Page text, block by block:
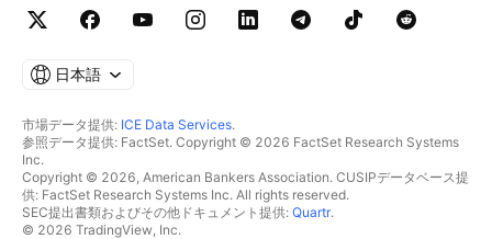
日本語
市場データ提供: ICE Data Services.
参照データ提供: FactSet. Copyright © 2026 FactSet Research Systems
Inc.
Copyright © 2026, American Bankers Association. CUSIPデータベース提
供: FactSet Research Systems Inc. All rights reserved.
SEC提出書類およびその他ドキュメント提供: Quartr.
© 2026 TradingView, Inc.